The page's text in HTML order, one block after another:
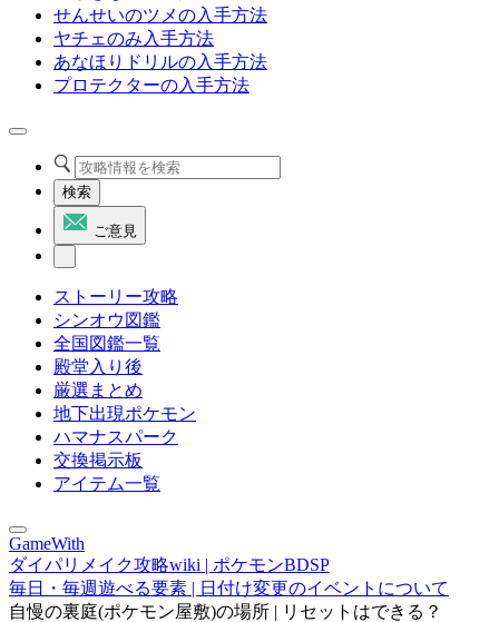
せんせいのツメの入手方法
ヤチェのみ入手方法
あなほりドリルの入手方法
プロテクターの入手方法
検索
ご意見
ストーリー攻略
シンオウ図鑑
全国図鑑一覧
殿堂入り後
厳選まとめ
地下出現ポケモン
ハマナスパーク
交換掲示板
アイテム一覧
GameWith
ダイパリメイク攻略wiki | ポケモンBDSP
毎日・毎週遊べる要素 | 日付け変更のイベントについて
自慢の裏庭(ポケモン屋敷)の場所 | リセットはできる？